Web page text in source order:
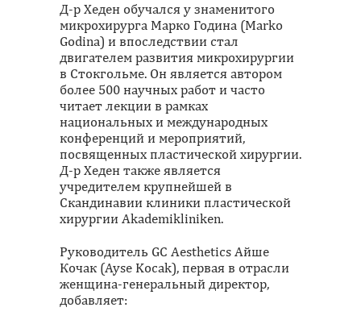
Д-р Хеден обучался у знаменитого
микрохирурга Марко Година (Marko
Godina) и впоследствии стал
двигателем развития микрохирургии
в Стокгольме. Он является автором
более 500 научных работ и часто
читает лекции в рамках
национальных и международных
конференций и мероприятий,
посвященных пластической хирургии.
Д-р Хеден также является
учредителем крупнейшей в
Скандинавии клиники пластической
хирургии Akademikliniken.
Руководитель GC Aesthetics Айше
Кочак (Ayse Kocak), первая в отрасли
женщина-генеральный директор,
добавляет: